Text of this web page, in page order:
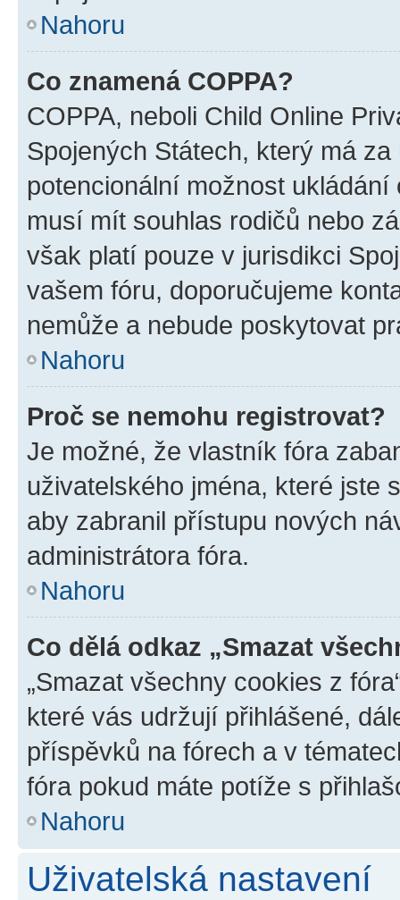
Nahoru
Co znamená COPPA?
COPPA, neboli Child Online
Spojených Státech, který má
potencionální možnost
musí mít souhlas rodičů nebo
však platí pouze v jurisdikci
vašem fóru, doporučujeme
nemůže a nebude poskytovat
Nahoru
Proč se nemohu registrovat?
Je možné, že vlastník fóra
uživatelského jména, které jste
aby zabranil přístupu nových
administrátora fóra.
Nahoru
Co dělá odkaz „Smazat
„Smazat všechny cookies z
které vás udržují přihlášené,
příspěvků na fórech a v
fóra pokud máte potíže s
Nahoru
Uživatelská nastavení